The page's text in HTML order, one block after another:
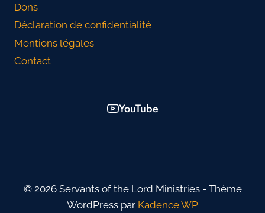
Dons
Déclaration de confidentialité
Mentions légales
Contact
YouTube
© 2026 Servants of the Lord Ministries - Thème
WordPress par Kadence WP